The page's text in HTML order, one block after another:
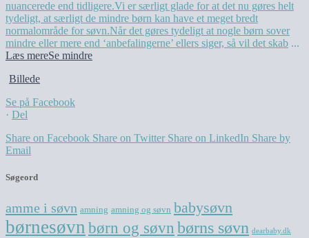
nuancerede end tidligere.Vi er særligt glade for at det nu gøres helt
tydeligt, at særligt de mindre børn kan have et meget bredt
normalområde for søvn.Når det gøres tydeligt at nogle børn sover
mindre eller mere end ‘anbefalingerne’ ellers siger, så vil det skab ...
Læs mereSe mindre
Billede
Se på Facebook
· Del
Share on Facebook Share on Twitter Share on LinkedIn Share by
Email
Søgeord
amme i søvn amning amning og søvn babysøvn
børnesøvn børn og søvn børns søvn dearbaby.dk